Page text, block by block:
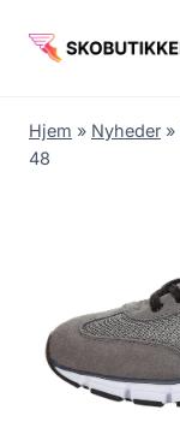
Hjem » Nyheder »
48